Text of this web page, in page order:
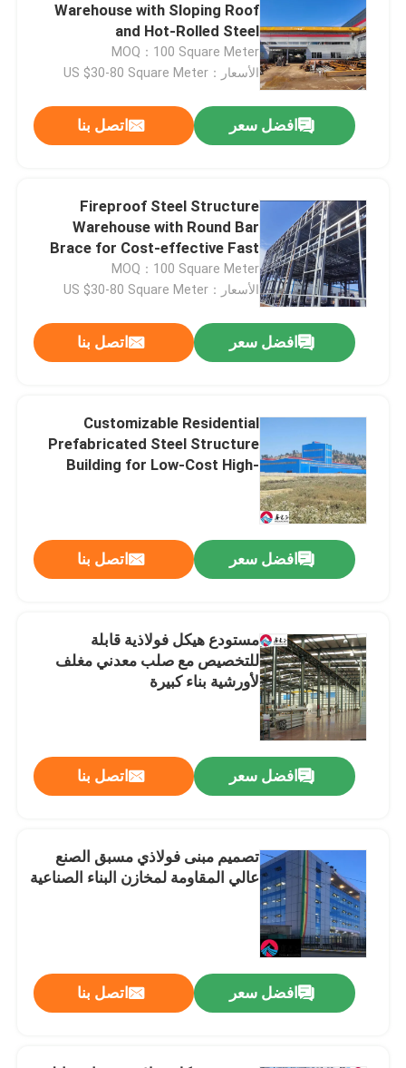
المنزل
حولنا
جولة في المصنع
مراقبة الجودة
اتصل بنا
أخبار
القضايا
مستودع الهيكل الصلب
ورشة الهياكل الفولاذية
مبنى الهيكل الصلب
منزل مزرعة الماشية
مباني المكاتب ذات الإطار الفولاذي
معلق صلب هيكلي
Warehouse with Sloping Roof
and Hot-Rolled Steel
Construction for Durable
Storage Solutions
MOQ：100 Square Meter
الأسعار：US $30-80 Square Meter
افضل سعر اتصل بنا
Fireproof Steel Structure
Warehouse with Round Bar
Brace for Cost-effective Fast
Installation
MOQ：100 Square Meter
الأسعار：US $30-80 Square Meter
افضل سعر اتصل بنا
Customizable Residential
Prefabricated Steel Structure
Building for Low-Cost High-
افضل سعر اتصل بنا
مستودع هيكل فولاذية قابلة
للتخصيص مع صلب معدني مغلف
لأورشية بناء كبيرة
افضل سعر اتصل بنا
تصميم مبنى فولاذي مسبق الصنع
عالي المقاومة لمخازن البناء الصناعية
افضل سعر اتصل بنا